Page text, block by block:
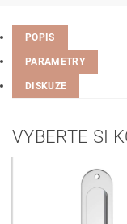
POPIS
PARAMETRY
DISKUZE
VYBERTE SI